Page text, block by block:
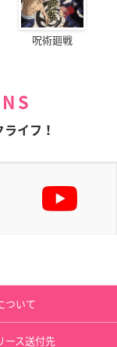
呪術廻戦
イフ！
ついて
ース送付先